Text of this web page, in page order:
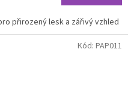
přirozený lesk a zářivý vzhled
Kód: PAP011